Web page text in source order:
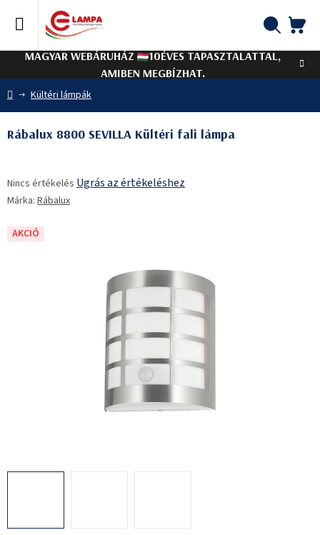
tartalomhoz
MAGYAR WEBÁRUHÁZ
10ÉVES TAPASZTALATTAL,
AMIBEN MEGBÍZHAT.
Kezdőlap
Kültéri lámpák
Rábalux 8800 SEVILLA Kültéri fali lámpa
termék
átlagos
5-
Nincs értékelés Ugrás az értékeléshez
Márka: Rábalux
AKCIÓ